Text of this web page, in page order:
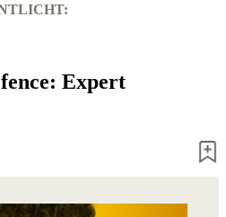
Expert